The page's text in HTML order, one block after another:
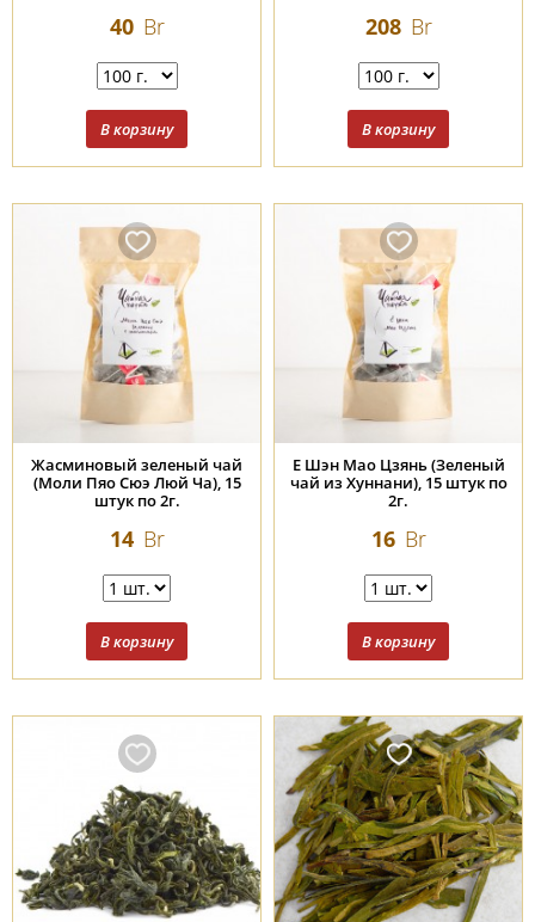
40 Br 208 Br
Жасминовый зеленый чай
(Моли Пяо Сюэ Люй Ча), 15
штук по 2г.
14 Br
Е Шэн Мао Цзянь (Зеленый
чай из Хуннани), 15 штук по
2г.
16 Br